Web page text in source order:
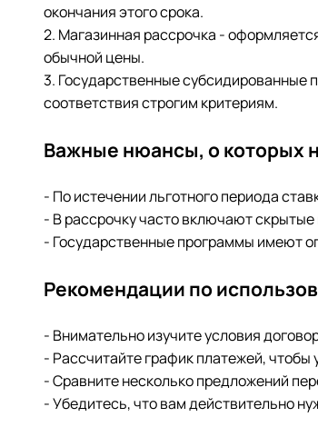
окончания этого срока.
2. Магазинная рассрочка -
обычной цены.
3. Государственные
соответствия строгим критериям.
Важные нюансы, о которых
- По истечении льготного периода
- В рассрочку часто включают скрытые
- Государственные программы имеют
Рекомендации по
- Внимательно изучите условия
- Рассчитайте график платежей,
- Сравните несколько предложений
- Убедитесь, что вам действительно